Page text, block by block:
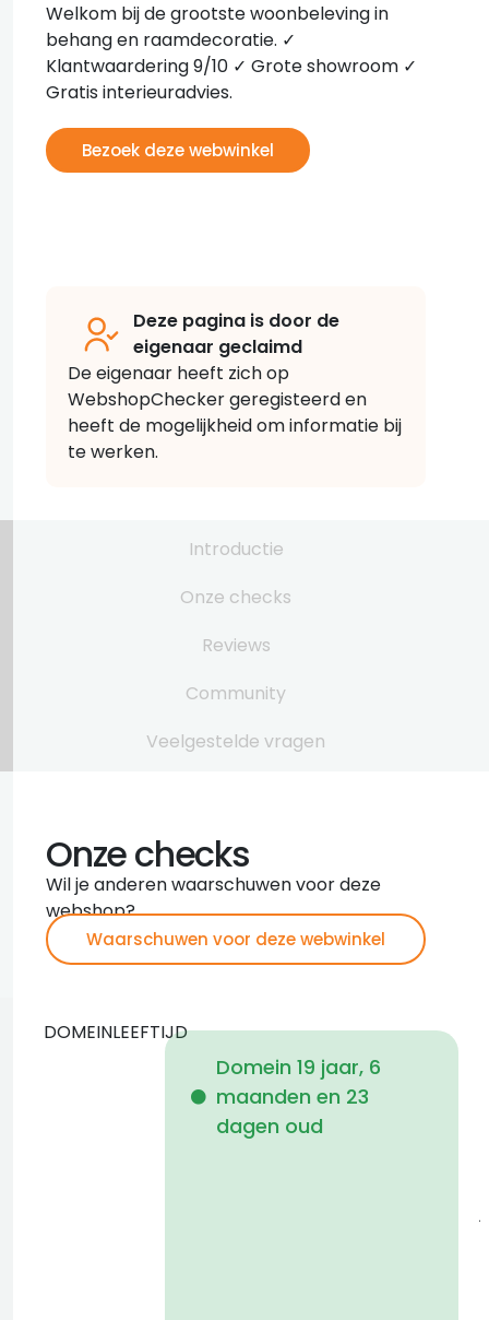
Welkom bij de grootste woonbeleving in
behang en raamdecoratie. ✓
Klantwaardering 9/10 ✓ Grote showroom ✓
Gratis interieuradvies.
Bezoek deze webwinkel
Deze pagina is door de
eigenaar geclaimd
De eigenaar heeft zich op
WebshopChecker geregisteerd en
heeft de mogelijkheid om informatie bij
te werken.
Introductie
Onze checks
Reviews
Community
Veelgestelde vragen
Onze checks
Wil je anderen waarschuwen voor deze
webshop?
Waarschuwen voor deze webwinkel
DOMEINLEEFTIJD
Domein 19 jaar, 6
maanden en 23
dagen oud